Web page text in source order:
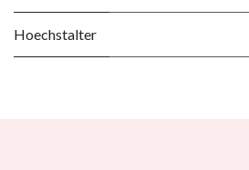
Hoechstalter